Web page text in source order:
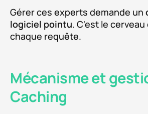
Gérer ces experts demande un
logiciel pointu. C'est le cerveau
chaque requête.
Mécanisme et
Caching